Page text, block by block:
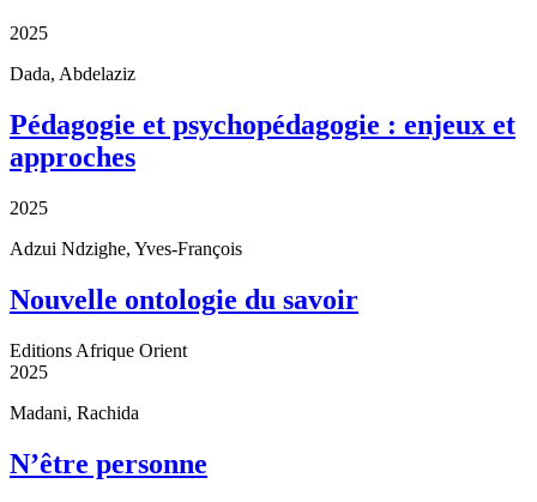
2025
Dada, Abdelaziz
Pédagogie et psychopédagogie : enjeux et
approches
2025
Adzui Ndzighe, Yves-François
Nouvelle ontologie du savoir
Editions Afrique Orient
2025
Madani, Rachida
N’être personne